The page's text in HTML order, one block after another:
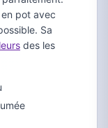
pot avec
Sa
des les